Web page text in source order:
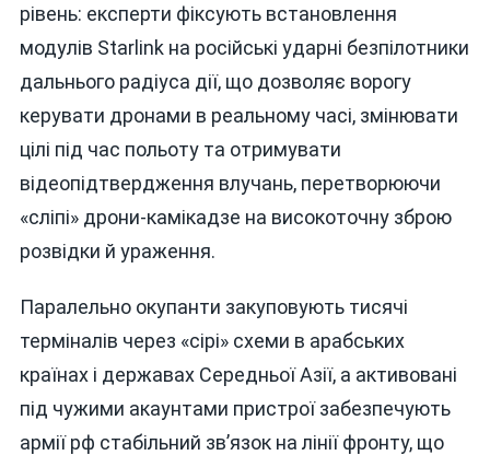
рівень: експерти фіксують встановлення
модулів Starlink на російські ударні безпілотники
дальнього радіуса дії, що дозволяє ворогу
керувати дронами в реальному часі, змінювати
цілі під час польоту та отримувати
відеопідтвердження влучань, перетворюючи
«сліпі» дрони-камікадзе на високоточну зброю
розвідки й ураження.
Паралельно окупанти закуповують тисячі
терміналів через «сірі» схеми в арабських
країнах і державах Середньої Азії, а активовані
під чужими акаунтами пристрої забезпечують
армії рф стабільний зв’язок на лінії фронту, що